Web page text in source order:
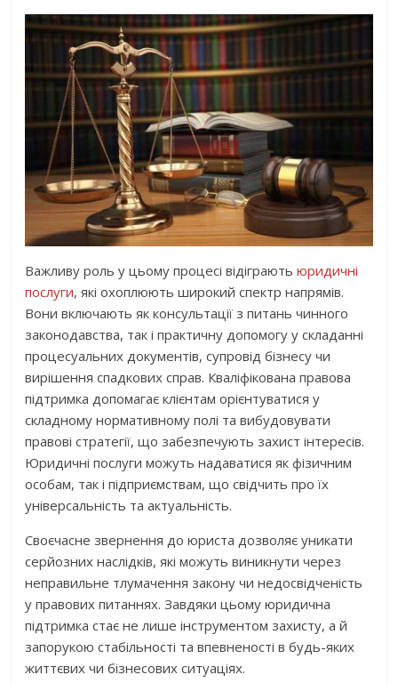
Важливу роль у цьому процесі відіграютьюридичні
послуги, які охоплюють широкий спектр напрямів.
Вони включають як консультації з питань чинного
законодавства, так і практичну допомогу у складанні
процесуальних документів, супровід бізнесу чи
вирішення спадкових справ. Кваліфікована правова
підтримка допомагає клієнтам орієнтуватися у
складному нормативному полі та вибудовувати
правові стратегії, що забезпечують захист інтересів.
Юридичні послуги можуть надаватися як фізичним
особам, так і підприємствам, що свідчить про їх
універсальність та актуальність.
Своєчасне звернення до юриста дозволяє уникати
серйозних наслідків, які можуть виникнути через
неправильне тлумачення закону чи недосвідченість
у правових питаннях. Завдяки цьому юридична
підтримка стає не лише інструментом захисту, а й
запорукою стабільності та впевненості в будь-яких
життєвих чи бізнесових ситуаціях.